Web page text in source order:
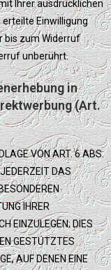
Ihrer ausdrücklichen
erteilte Einwilligung
bis zum Widerruf
unberührt.
in
(Art.
VON ART. 6 ABS.
DAS
IHRER
EINZULEGEN; DIES
GESTÜTZTES
AUF DENEN EINE